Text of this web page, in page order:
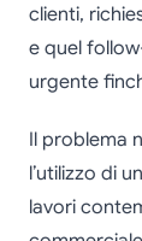
clienti,
e quel
urgente
Il problema
l’utilizzo di
lavori